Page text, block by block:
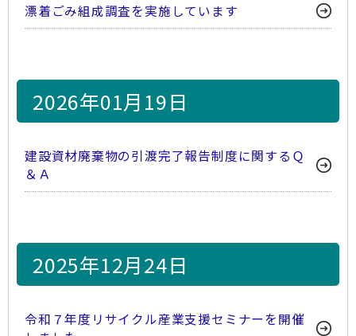
漂着ごみ組成調査を実施しています
2026年01月19日
建設資材廃棄物の引渡完了報告制度に関するＱ
＆Ａ
2025年12月24日
令和７年度リサイクル産業支援セミナーを開催